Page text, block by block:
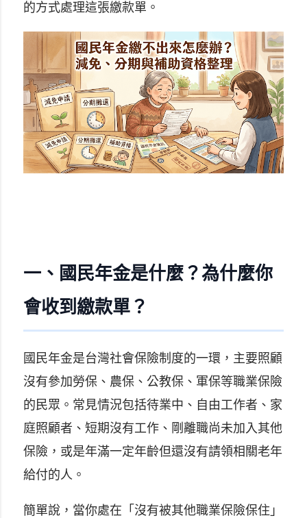
的方式處理這張繳款單。
一、國民年金是什麼？為什麼你
會收到繳款單？
國民年金是台灣社會保險制度的一環，主要照顧
沒有參加勞保、農保、公教保、軍保等職業保險
的民眾。常見情況包括待業中、自由工作者、家
庭照顧者、短期沒有工作、剛離職尚未加入其他
保險，或是年滿一定年齡但還沒有請領相關老年
給付的人。
簡單說，當你處在「沒有被其他職業保險保住」